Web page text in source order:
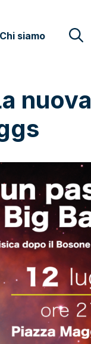
Chi siamo
nuova